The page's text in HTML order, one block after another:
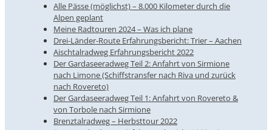
Alle Pässe (möglichst) – 8.000 Kilometer durch die
Alpen geplant
Meine Radtouren 2024 – Was ich plane
Drei-Länder-Route Erfahrungsbericht: Trier – Aachen
Aischtalradweg Erfahrungsbericht 2022
Der Gardaseeradweg Teil 2: Anfahrt von Sirmione
nach Limone (Schiffstransfer nach Riva und zurück
nach Rovereto)
Der Gardaseeradweg Teil 1: Anfahrt von Rovereto &
von Torbole nach Sirmione
Brenztalradweg – Herbsttour 2022